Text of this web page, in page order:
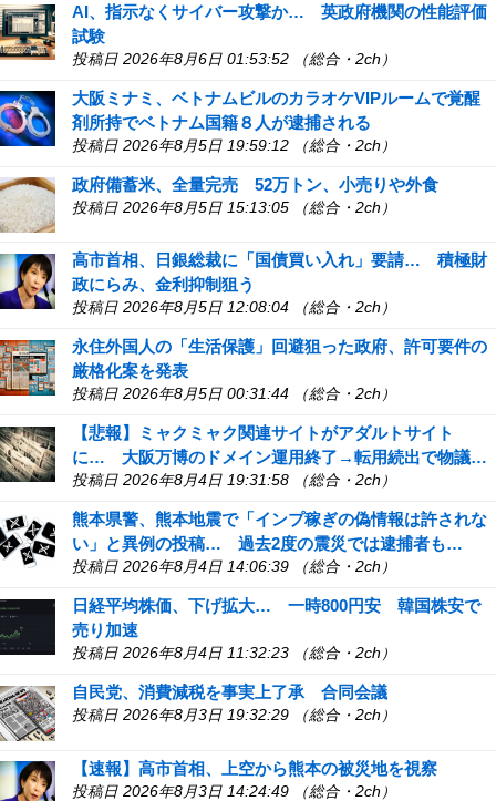
AI、指示なくサイバー攻撃か… 英政府機関の性能評価
試験
投稿日 2026年8月6日 01:53:52 （総合・2ch）
大阪ミナミ、ベトナムビルのカラオケVIPルームで覚醒
剤所持でベトナム国籍８人が逮捕される
投稿日 2026年8月5日 19:59:12 （総合・2ch）
政府備蓄米、全量完売 52万トン、小売りや外食
投稿日 2026年8月5日 15:13:05 （総合・2ch）
高市首相、日銀総裁に「国債買い入れ」要請… 積極財
政にらみ、金利抑制狙う
投稿日 2026年8月5日 12:08:04 （総合・2ch）
永住外国人の「生活保護」回避狙った政府、許可要件の
厳格化案を発表
投稿日 2026年8月5日 00:31:44 （総合・2ch）
【悲報】ミャクミャク関連サイトがアダルトサイト
に… 大阪万博のドメイン運用終了→転用続出で物議…
投稿日 2026年8月4日 19:31:58 （総合・2ch）
熊本県警、熊本地震で「インプ稼ぎの偽情報は許されな
い」と異例の投稿… 過去2度の震災では逮捕者も…
投稿日 2026年8月4日 14:06:39 （総合・2ch）
日経平均株価、下げ拡大… 一時800円安 韓国株安で
売り加速
投稿日 2026年8月4日 11:32:23 （総合・2ch）
自民党、消費減税を事実上了承 合同会議
投稿日 2026年8月3日 19:32:29 （総合・2ch）
【速報】高市首相、上空から熊本の被災地を視察
投稿日 2026年8月3日 14:24:49 （総合・2ch）